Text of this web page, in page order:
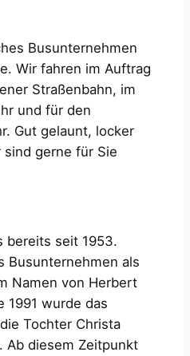
Busunternehmen
Wir fahren im Auftrag
Straßenbahn, im
und für den
Gut gelaunt, locker
sind gerne für Sie
bereits seit 1953.
Busunternehmen als
Namen von Herbert
1991 wurde das
Tochter Christa
Ab diesem Zeitpunkt